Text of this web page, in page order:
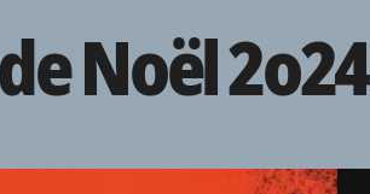
Noël 2o24